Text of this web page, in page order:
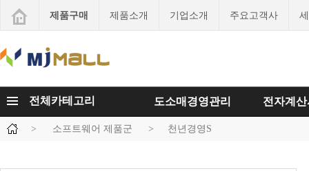
제품구매 제품소개 기업소개 주요고객사
전체카테고리 도소매경영관리 전자계
> 소프트웨어 제품군 > 천년경영S